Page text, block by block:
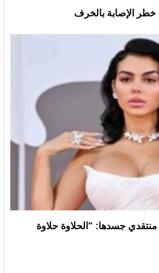
خطر الإصابة بالخرف
جسدها: “الحلاوة حلاوة